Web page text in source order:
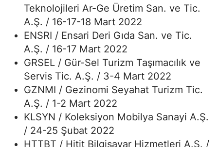
Teknolojileri Ar-Ge Üretim San. ve Tic.
A.Ş. / 16-17-18 Mart 2022
ENSRI / Ensari Deri Gıda San. ve Tic.
A.Ş. / 16-17 Mart 2022
GRSEL / Gür-Sel Turizm Taşımacılık ve
Servis Tic. A.Ş. / 3-4 Mart 2022
GZNMI / Gezinomi Seyahat Turizm Tic.
A.Ş. / 1-2 Mart 2022
KLSYN / Koleksiyon Mobilya Sanayi A.Ş.
/ 24-25 Şubat 2022
HTTBT / Hitit Bilgisayar Hizmetleri A.Ş. /